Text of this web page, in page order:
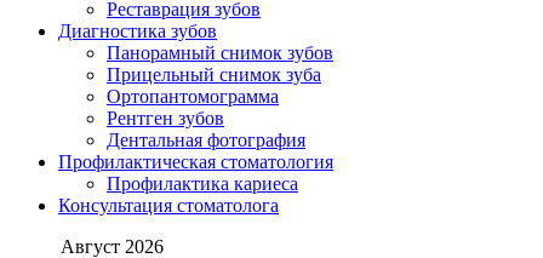
Реставрация зубов
Диагностика зубов
Панорамный снимок зубов
Прицельный снимок зуба
Ортопантомограмма
Рентген зубов
Дентальная фотография
Профилактическая стоматология
Профилактика кариеса
Консультация стоматолога
Август 2026